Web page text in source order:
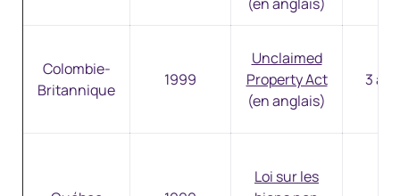
Colombie-
Britannique
1999
Unclaimed
Property Act
(en anglais)
3 à
Loi sur les